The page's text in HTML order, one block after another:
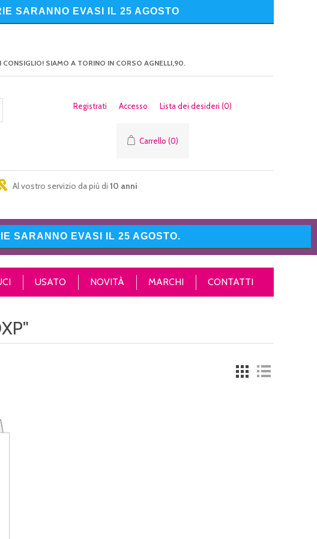
SARANNO EVASI IL 25 AGOSTO
SIAMO A TORINO IN CORSO AGNELLI,90.
Registrati Accesso Lista dei desideri (0)
Carrello (0)
Al vostro servizio da più di 10 anni
SARANNO EVASI IL 25 AGOSTO.
USATO NOVITÀ MARCHI CONTATTI